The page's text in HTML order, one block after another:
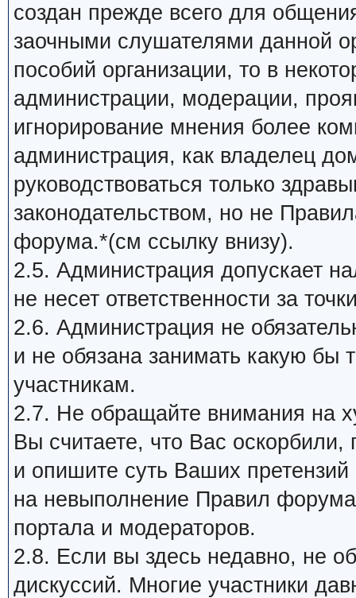
создан прежде всего для
заочными слушателями данной
пособий организации, то в
администрации, модерации,
игнорирование мнения более
администрация, как владелец
руководствоваться только
законодательством, но не
форума.*(см ссылку внизу).
2.5. Администрация допускает
не несет ответственности за
2.6. Администрация не
и не обязана занимать какую
участникам.
2.7. Не обращайте внимания на
Вы считаете, что Вас
и опишите суть Ваших
на невыполнение Правил форума
портала и модераторов.
2.8. Если вы здесь недавно, не
дискуссий. Многие участники